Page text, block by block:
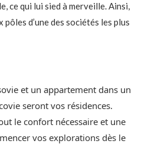
ce qui lui sied à merveille. Ainsi,
d’une des sociétés les plus
et un appartement dans un
seront vos résidences.
le confort nécessaire et une
vos explorations dès le